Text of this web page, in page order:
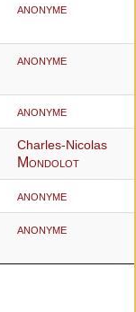
anonyme
anonyme
anonyme
Charles-Nicolas
Mondolot
anonyme
anonyme